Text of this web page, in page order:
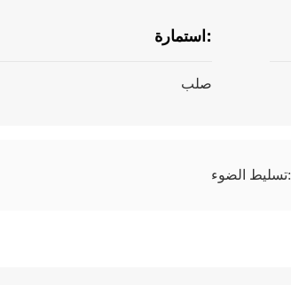
استمارة:
صلب
تسليط الضوء: